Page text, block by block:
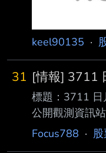
keel90135 ·
31 [情報] 3711
標題：3711 日
公開觀測資訊站
https://
Focus788 ·